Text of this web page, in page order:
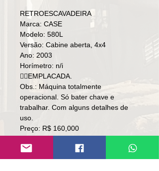
RETROESCAVADEIRA
Marca: CASE
Modelo: 580L
Versão: Cabine aberta, 4x4
Ano: 2003
Horímetro: n/i
👉🏻EMPLACADA.
Obs.: Máquina totalmente
operacional. Só bater chave e
trabalhar. Com alguns detalhes de
uso.
Preço: R$ 160,000
👉🏻 SEM TROCA.
👉🏼 SOMENTE À VISTA.